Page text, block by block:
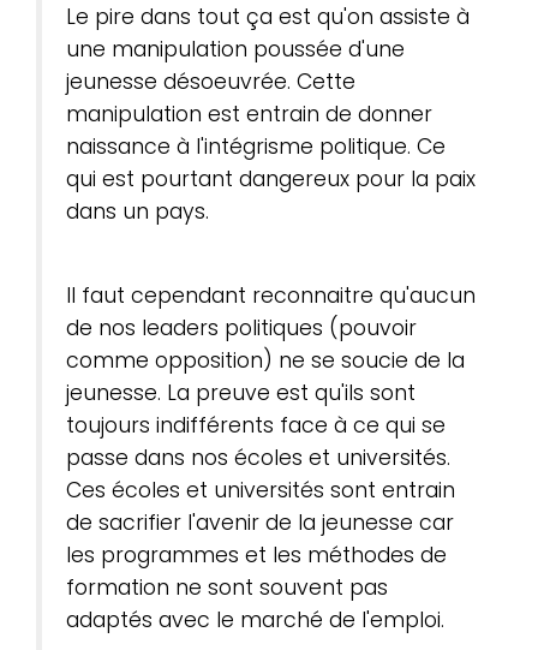
Le pire dans tout ça est qu'on assiste à
une manipulation poussée d'une
jeunesse désoeuvrée. Cette
manipulation est entrain de donner
naissance à l'intégrisme politique. Ce
qui est pourtant dangereux pour la paix
dans un pays.
Il faut cependant reconnaitre qu'aucun
de nos leaders politiques (pouvoir
comme opposition) ne se soucie de la
jeunesse. La preuve est qu'ils sont
toujours indifférents face à ce qui se
passe dans nos écoles et universités.
Ces écoles et universités sont entrain
de sacrifier l'avenir de la jeunesse car
les programmes et les méthodes de
formation ne sont souvent pas
adaptés avec le marché de l'emploi.